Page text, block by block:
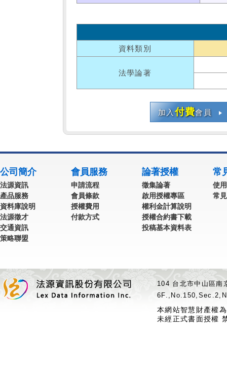
資料類別
法學論著
加入付費會員
公司簡介
法源資訊
產品服務
資料庫說明
法源徵才
交通資訊
策略聯盟
會員服務
申請流程
會員條款
授權費用
付款方式
論著授權
徵集論著
啟用授權專區
權利金計算說明
授權合約書下載
投稿基本資料表
常
使
常
104 台北市中山區
本網站智慧財產權
未經正式書面授權